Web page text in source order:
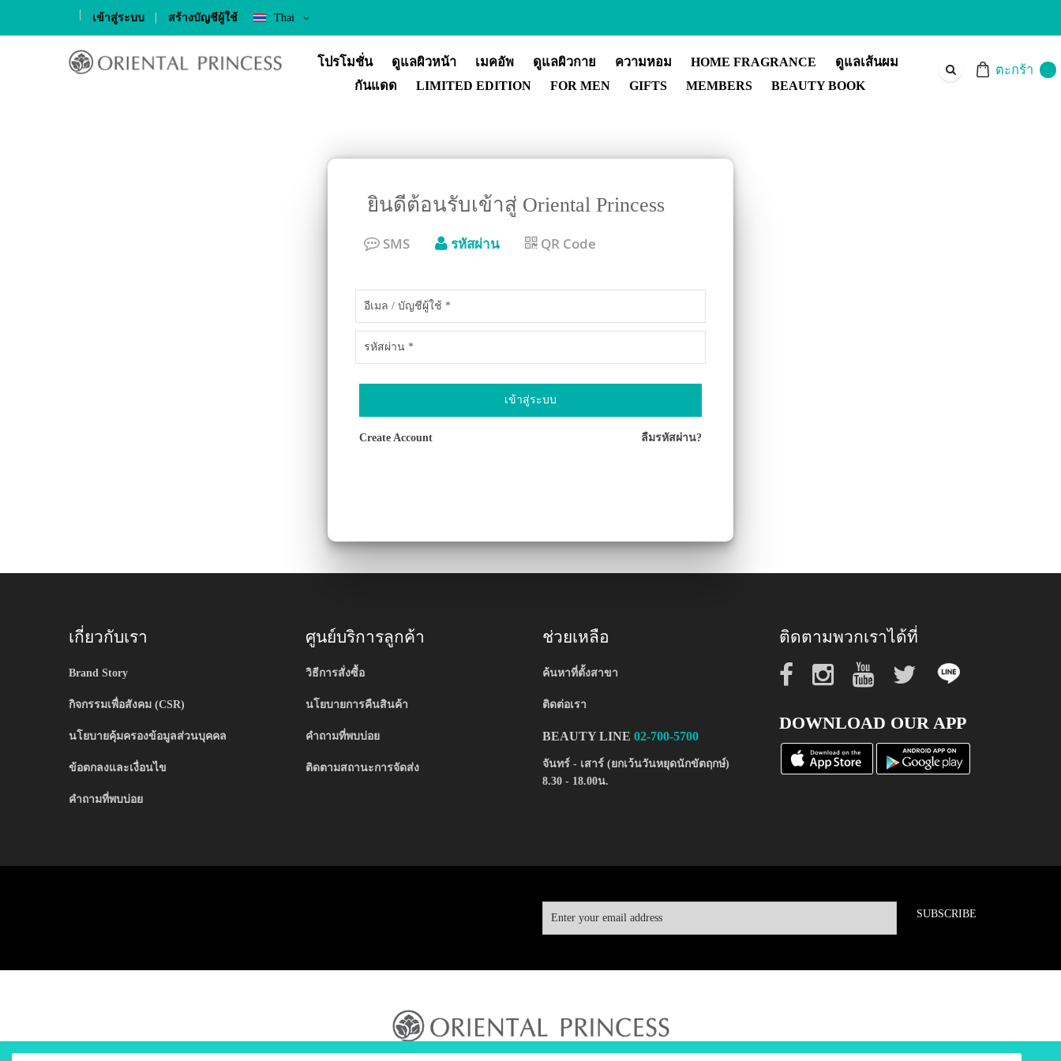
Language
Thai
เข้าสู่ระบบ
สร้างบัญชีผู้ใช้
Skip
to
Content
โปรโมชั่น ดูแลผิวหน้า เมคอัพ ดูแลผิวกาย ความหอม HOME FRAGRANCE
ดูแลเส้นผม
กันแดด
LIMITED EDITION FOR MEN GIFTS MEMBERS BEAUTY BOOK
ตะกร้า
ยินดีต้อนรับเข้าสู่ Oriental Princess
SMS รหัสผ่าน QR Code
เข้าสู่ระบบ
Create Account ลืมรหัสผ่าน?
เกี่ยวกับเรา
Brand Story
กิจกรรมเพื่อสังคม (CSR)
นโยบายคุ้มครองข้อมูลส่วนบุคคล
ข้อตกลงและเงื่อนไข
คำถามที่พบบ่อย
ศูนย์บริการลูกค้า
วิธีการสั่งซื้อ
นโยบายการคืนสินค้า
คำถามที่พบบ่อย
ติดตามสถานะการจัดส่ง
ช่วยเหลือ
ค้นหาที่ตั้งสาขา
ติดต่อเรา
BEAUTY LINE 02-700-5700
จันทร์ - เสาร์ (ยกเว้นวันหยุดนักขัตฤกษ์)
8.30 - 18.00น.
ติดตามพวกเราได้ที่
DOWNLOAD OUR APP
SUBSCRIBE